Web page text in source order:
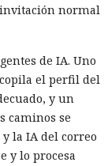
normal
de IA. Uno
el perfil del
y un
caminos se
la IA del correo
y lo procesa